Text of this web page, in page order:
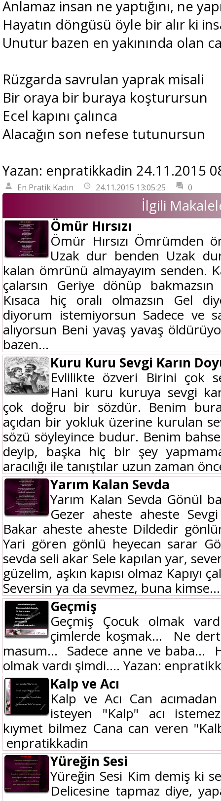
Anlamaz insan ne yaptığını, ne
Hayatın döngüsü öyle bir alır ki
Unutur bazen en yakınında olan
Rüzgarda savrulan yaprak misali
Bir oraya bir buraya koşturursun
Ecel kapını çalınca
Alacağın son nefese tutunursun
Yazan: enpratikkadin 24.11.2015
En Pratik Kadın 24.11.2015 13:05:25 0
İlgili
Ömür Hırsızı
Ömür Hırsızı Ömrümden
Uzak dur benden Uzak
kalan ömrünü almayayım senden.
çalarsın Geriye dönüp
Kısaca hiç oralı olmazsın Gel
diyorum istemiyorsun Sadece ve
alıyorsun Beni yavaş yavaş
bazen...
Kuru Kuru Sevgi Karın
Evlilikte özveri Birini çok
Hani kuru kuruya sevgi
çok doğru bir sözdür. Benim
açıdan bir yokluk üzerine kurulan
sözü söyleyince budur. Benim
deyip, başka hiç bir şey
aracılığı ile tanıştılar uzun zaman
Yarım Kalan Sevda
Yarım Kalan Sevda Gönül
Gezer aheste aheste
Bakar aheste aheste Dildedir
Yari gören gönlü heyecan sarar
sevda seli akar Sele kapılan yar,
güzelim, aşkın kapısı olmaz Kapıyı
Seversin ya da sevmez, buna kimse...
Geçmiş
Geçmiş Çocuk olmak
çimlerde koşmak… Ne
masum… Sadece anne ve baba…
olmak vardı şimdi…. Yazan:
Kalp ve Acı
Kalp ve Acı Can
isteyen "Kalp" acı
kıymet bilmez Cana can veren
enpratikkadin
Yüreğin Sesi
Yüreğin Sesi Kim demiş ki
Delicesine tapmaz diye,